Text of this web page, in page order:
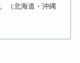
（北海道・沖縄